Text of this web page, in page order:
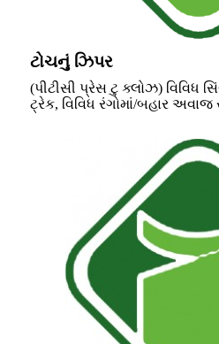
ટોચનું ઝિપર
(પીટીસી પ્રેસ ટુ ક્લોઝ) વિવિધ
ટ્રેક, વિવિધ રંગોમાં/બહાર અવાજ